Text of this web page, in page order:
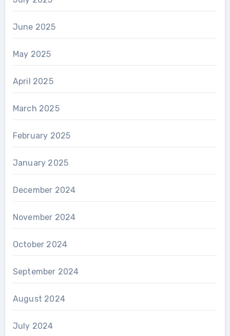
June 2025
May 2025
April 2025
March 2025
February 2025
January 2025
December 2024
November 2024
October 2024
September 2024
August 2024
July 2024